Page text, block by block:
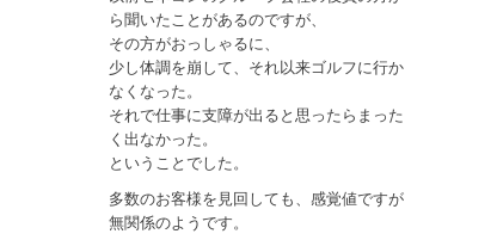
ら聞いたことがあるのですが、
その方がおっしゃるに、
少し体調を崩して、それ以来ゴルフに行か
なくなった。
それで仕事に支障が出ると思ったらまった
く出なかった。
ということでした。
多数のお客様を見回しても、感覚値ですが
無関係のようです。